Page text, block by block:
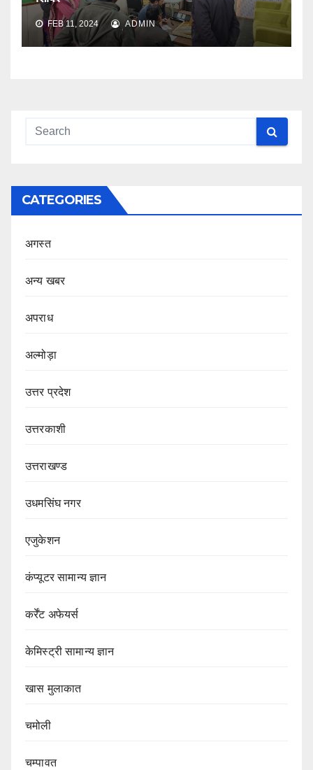
FEB 11, 2024 ADMIN
CATEGORIES
अगस्त
अन्य खबर
अपराध
अल्मोड़ा
उत्तर प्रदेश
उत्तरकाशी
उत्तराखण्ड
उधमसिंघ नगर
एजुकेशन
कंप्यूटर सामान्य ज्ञान
कर्रेंट अफेयर्स
केमिस्ट्री सामान्य ज्ञान
खास मुलाकात
चमोली
चम्पावत